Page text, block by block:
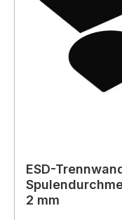
ESD-
2 mm